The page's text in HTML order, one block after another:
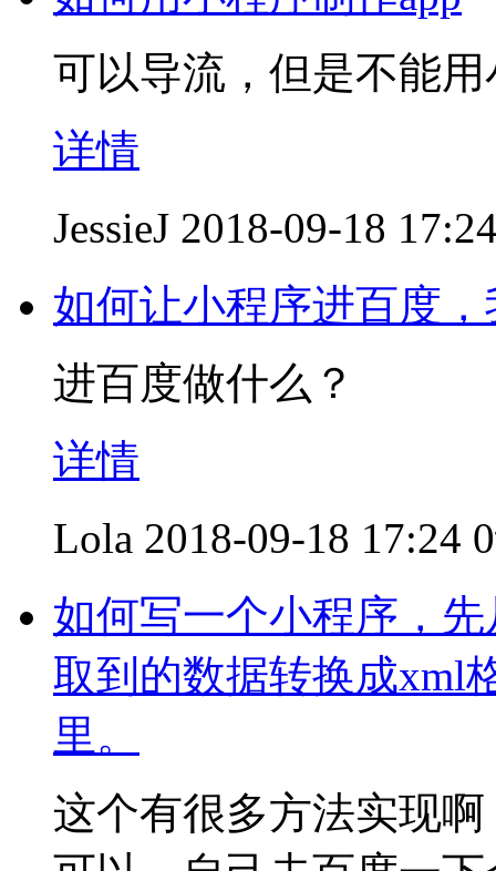
可以导流，但是不能
详情
JessieJ 2018-09-18
如何让小程序进百度
进百度做什么？
详情
Lola 2018-09-18 17:24
如何写一个小程序，
取到的数据转换成xml
里。
这个有很多方法实现啊